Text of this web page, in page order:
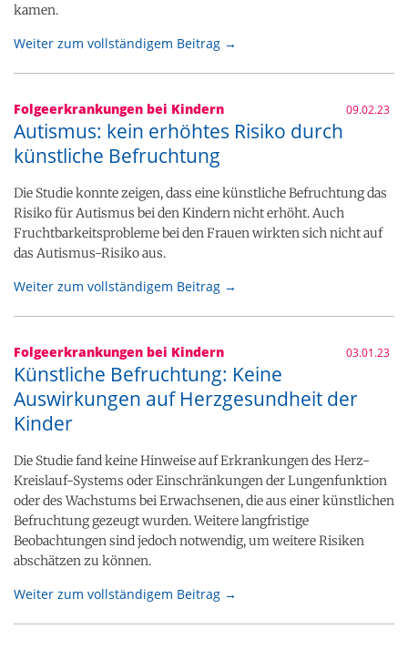
kamen.
Weiter zum vollständigem Beitrag →
Folgeerkrankungen bei Kindern 09.02.23
Autismus: kein erhöhtes Risiko durch
künstliche Befruchtung
Die Studie konnte zeigen, dass eine künstliche Befruchtung das
Risiko für Autismus bei den Kindern nicht erhöht. Auch
Fruchtbarkeitsprobleme bei den Frauen wirkten sich nicht auf
das Autismus-Risiko aus.
Weiter zum vollständigem Beitrag →
Folgeerkrankungen bei Kindern 03.01.23
Künstliche Befruchtung: Keine
Auswirkungen auf Herzgesundheit der
Kinder
Die Studie fand keine Hinweise auf Erkrankungen des Herz-
Kreislauf-Systems oder Einschränkungen der Lungenfunktion
oder des Wachstums bei Erwachsenen, die aus einer künstlichen
Befruchtung gezeugt wurden. Weitere langfristige
Beobachtungen sind jedoch notwendig, um weitere Risiken
abschätzen zu können.
Weiter zum vollständigem Beitrag →